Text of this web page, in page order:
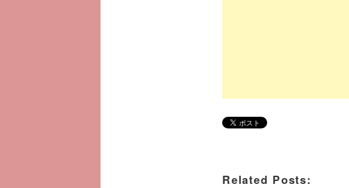
Related Posts: